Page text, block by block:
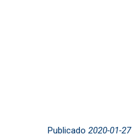
Publicado 2020-01-27